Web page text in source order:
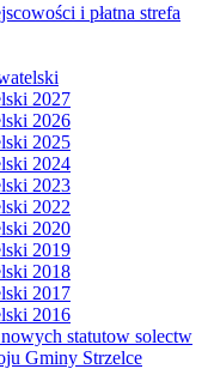
i płatna strefa
2027
2026
2025
2024
2023
2022
2020
2019
2018
2017
2016
statutow solectw
Gminy Strzelce